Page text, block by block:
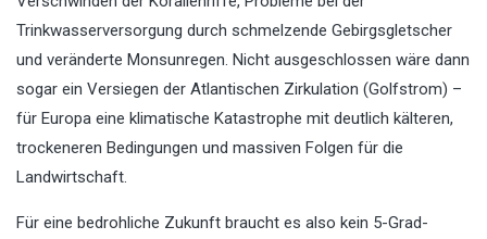
Trinkwasserversorgung durch schmelzende Gebirgsgletscher
und veränderte Monsunregen. Nicht ausgeschlossen wäre dann
sogar ein Versiegen der Atlantischen Zirkulation (Golfstrom) –
für Europa eine klimatische Katastrophe mit deutlich kälteren,
trockeneren Bedingungen und massiven Folgen für die
Landwirtschaft.
Für eine bedrohliche Zukunft braucht es also kein 5-Grad-